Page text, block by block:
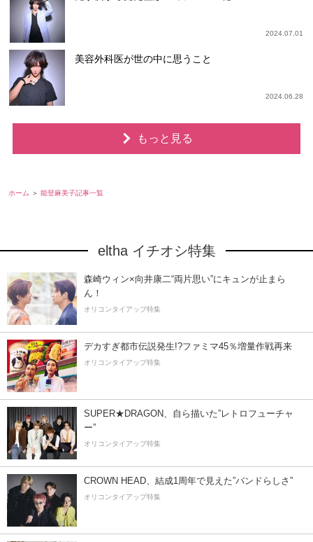
2024.07.01
美容外科医が世の中に思うこと
2024.06.28
もっと見る
ホーム 能登麻美子記事一覧
eltha イチオシ特集
森崎ウィン×向井康二“両片思い”にキュンが止まら
ん！
オリコンタイアップ特集
デカすぎ都市伝説発生!?ファミマ45％増量作戦再来
オリコンタイアップ特集
SUPER★DRAGON、自ら描いた”レトロフューチャ
ー”
オリコンタイアップ特集
CROWN HEAD、結成1周年で見えた”バンドらしさ”
オリコンタイアップ特集